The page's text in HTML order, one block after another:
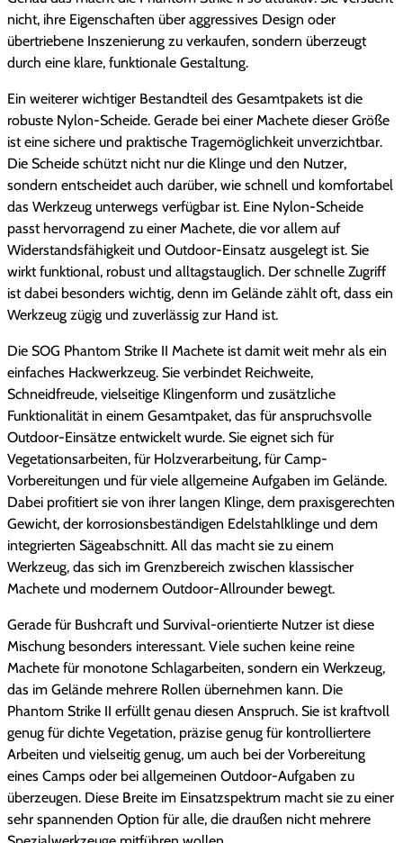
nicht, ihre Eigenschaften über aggressives Design oder
übertriebene Inszenierung zu verkaufen, sondern überzeugt
durch eine klare, funktionale Gestaltung.
Ein weiterer wichtiger Bestandteil des Gesamtpakets ist die
robuste Nylon-Scheide. Gerade bei einer Machete dieser Größe
ist eine sichere und praktische Tragemöglichkeit unverzichtbar.
Die Scheide schützt nicht nur die Klinge und den Nutzer,
sondern entscheidet auch darüber, wie schnell und komfortabel
das Werkzeug unterwegs verfügbar ist. Eine Nylon-Scheide
passt hervorragend zu einer Machete, die vor allem auf
Widerstandsfähigkeit und Outdoor-Einsatz ausgelegt ist. Sie
wirkt funktional, robust und alltagstauglich. Der schnelle Zugriff
ist dabei besonders wichtig, denn im Gelände zählt oft, dass ein
Werkzeug zügig und zuverlässig zur Hand ist.
Die SOG Phantom Strike II Machete ist damit weit mehr als ein
einfaches Hackwerkzeug. Sie verbindet Reichweite,
Schneidfreude, vielseitige Klingenform und zusätzliche
Funktionalität in einem Gesamtpaket, das für anspruchsvolle
Outdoor-Einsätze entwickelt wurde. Sie eignet sich für
Vegetationsarbeiten, für Holzverarbeitung, für Camp-
Vorbereitungen und für viele allgemeine Aufgaben im Gelände.
Dabei profitiert sie von ihrer langen Klinge, dem praxisgerechten
Gewicht, der korrosionsbeständigen Edelstahlklinge und dem
integrierten Sägeabschnitt. All das macht sie zu einem
Werkzeug, das sich im Grenzbereich zwischen klassischer
Machete und modernem Outdoor-Allrounder bewegt.
Gerade für Bushcraft und Survival-orientierte Nutzer ist diese
Mischung besonders interessant. Viele suchen keine reine
Machete für monotone Schlagarbeiten, sondern ein Werkzeug,
das im Gelände mehrere Rollen übernehmen kann. Die
Phantom Strike II erfüllt genau diesen Anspruch. Sie ist kraftvoll
genug für dichte Vegetation, präzise genug für kontrolliertere
Arbeiten und vielseitig genug, um auch bei der Vorbereitung
eines Camps oder bei allgemeinen Outdoor-Aufgaben zu
überzeugen. Diese Breite im Einsatzspektrum macht sie zu einer
sehr spannenden Option für alle, die draußen nicht mehrere